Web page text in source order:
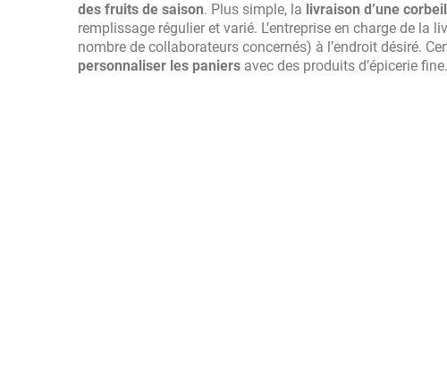
des fruits de saison. Plus simple, la livraison d’une
remplissage régulier et varié. L’entreprise en charge de
nombre de collaborateurs concernés) à l’endroit désiré.
personnaliser les paniers avec des produits d’épicerie fine.